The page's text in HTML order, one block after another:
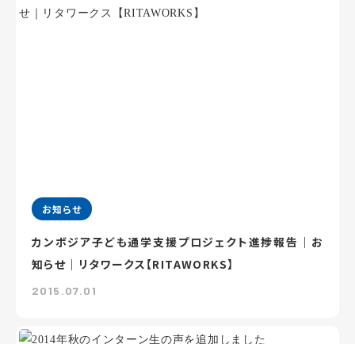
お知らせ
カンボジア子ども通学支援プロジェクト進捗報告｜お
知らせ｜リタワークス【RITAWORKS】
2015.07.01